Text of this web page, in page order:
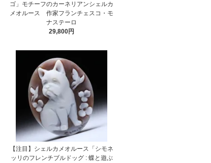
ゴ」モチーフのカーネリアンシェルカ
メオルース 作家フランチェスコ・モ
ナステーロ
29,800円
【注目】シェルカメオルース「シモネ
ッリのフレンチブルドッグ : 蝶と遊ぶ